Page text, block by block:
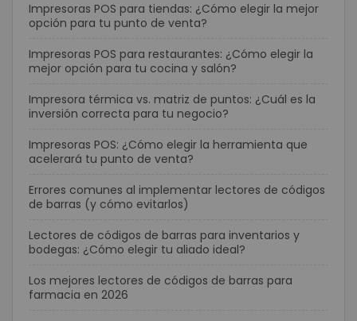
Impresoras POS para tiendas: ¿Cómo elegir la mejor
opción para tu punto de venta?
Impresoras POS para restaurantes: ¿Cómo elegir la
mejor opción para tu cocina y salón?
Impresora térmica vs. matriz de puntos: ¿Cuál es la
inversión correcta para tu negocio?
Impresoras POS: ¿Cómo elegir la herramienta que
acelerará tu punto de venta?
Errores comunes al implementar lectores de códigos
de barras (y cómo evitarlos)
Lectores de códigos de barras para inventarios y
bodegas: ¿Cómo elegir tu aliado ideal?
Los mejores lectores de códigos de barras para
farmacia en 2026